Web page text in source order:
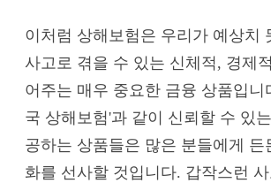
이처럼 상해보험은 우리가 예상치
사고로 겪을 수 있는 신체적, 경제
어주는 매우 중요한 금융 상품입니
국 상해보험'과 같이 신뢰할 수 있
공하는 상품들은 많은 분들에게 든
화를 선사할 것입니다. 갑작스런